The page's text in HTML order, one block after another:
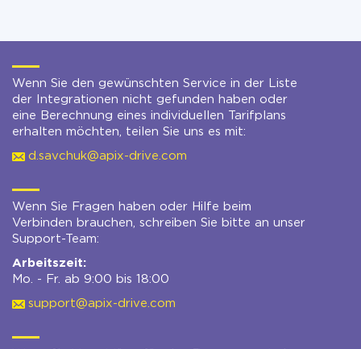
Wenn Sie den gewünschten Service in der Liste
der Integrationen nicht gefunden haben oder
eine Berechnung eines individuellen Tarifplans
erhalten möchten, teilen Sie uns es mit:
d.savchuk@apix-drive.com
Wenn Sie Fragen haben oder Hilfe beim
Verbinden brauchen, schreiben Sie bitte an unser
Support-Team:
Arbeitszeit:
Mo. - Fr. ab 9:00 bis 18:00
support@apix-drive.com